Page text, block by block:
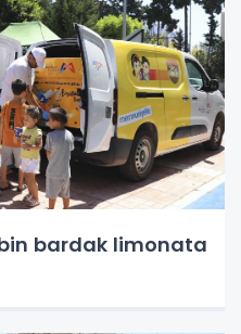
bin bardak limonata